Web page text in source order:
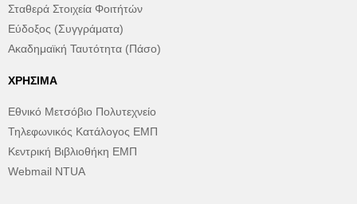
Σταθερά Στοιχεία Φοιτήτών
Εύδοξος (Συγγράματα)
Ακαδημαϊκή Ταυτότητα (Πάσο)
ΧΡΉΣΙΜΑ
Εθνικό Μετσόβιο Πολυτεχνείο
Τηλεφωνικός Κατάλογος ΕΜΠ
Κεντρική Βιβλιοθήκη ΕΜΠ
Webmail NTUA